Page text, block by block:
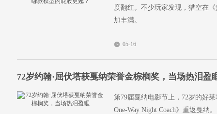
度翻红。不少玩家发现，猎空在
加丰满。
05-16
72岁约翰·屈伏塔获戛纳荣誉金棕榈奖，当场热泪盈
第79届戛纳电影节上，72岁的好
One-Way Night Coach》重返戛纳。